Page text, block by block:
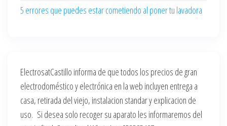
5 errores que puedes estar cometiendo al poner tu lavadora
ElectrosatCastillo informa de que todos los precios de gran
electrodoméstico y electrónica en la web incluyen entrega a
casa, retirada del viejo, instalacion standar y explicacion de
uso. Si desea solo recoger su aparato les informaremos del